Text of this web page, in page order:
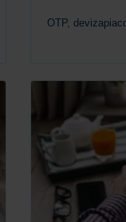
OTP,